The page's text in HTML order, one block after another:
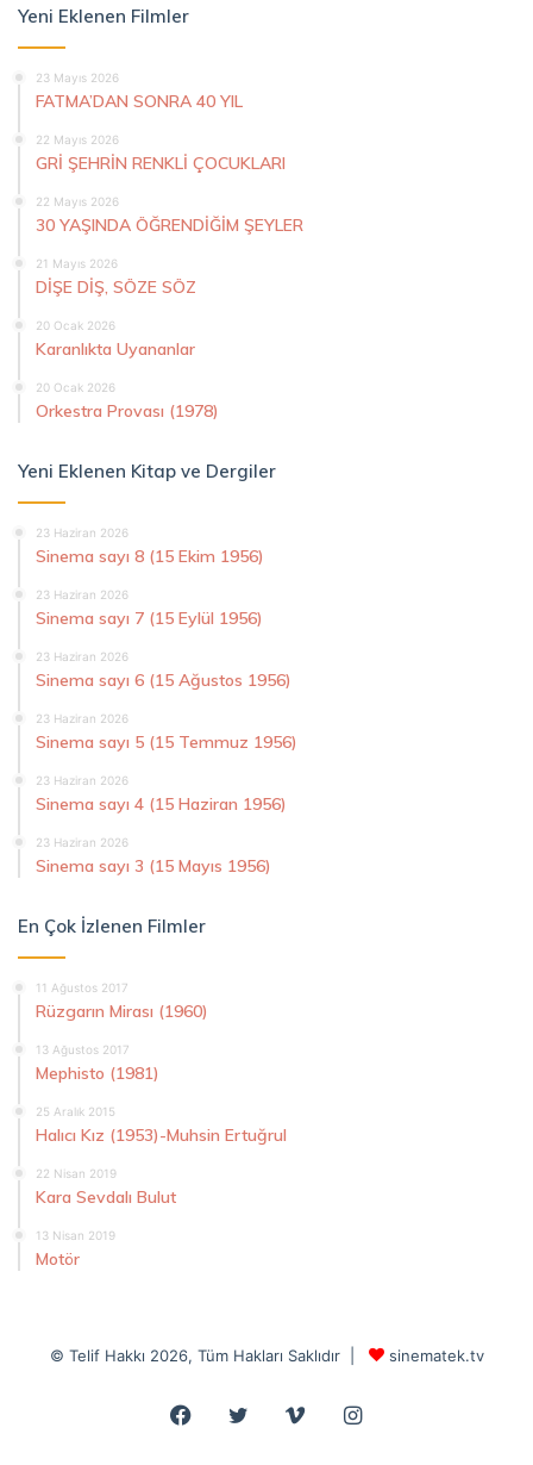
Yeni Eklenen Filmler
23 Mayıs 2026
FATMA’DAN SONRA 40 YIL
22 Mayıs 2026
GRİ ŞEHRİN RENKLİ ÇOCUKLARI
22 Mayıs 2026
30 YAŞINDA ÖĞRENDİĞİM ŞEYLER
21 Mayıs 2026
DİŞE DİŞ, SÖZE SÖZ
20 Ocak 2026
Karanlıkta Uyananlar
20 Ocak 2026
Orkestra Provası (1978)
Yeni Eklenen Kitap ve Dergiler
23 Haziran 2026
Sinema sayı 8 (15 Ekim 1956)
23 Haziran 2026
Sinema sayı 7 (15 Eylül 1956)
23 Haziran 2026
Sinema sayı 6 (15 Ağustos 1956)
23 Haziran 2026
Sinema sayı 5 (15 Temmuz 1956)
23 Haziran 2026
Sinema sayı 4 (15 Haziran 1956)
23 Haziran 2026
Sinema sayı 3 (15 Mayıs 1956)
En Çok İzlenen Filmler
11 Ağustos 2017
Rüzgarın Mirası (1960)
13 Ağustos 2017
Mephisto (1981)
25 Aralık 2015
Halıcı Kız (1953)-Muhsin Ertuğrul
22 Nisan 2019
Kara Sevdalı Bulut
13 Nisan 2019
Motör
© Telif Hakkı 2026, Tüm Hakları Saklıdır | sinematek.tv
Facebook
Twitter VimeoInstagram